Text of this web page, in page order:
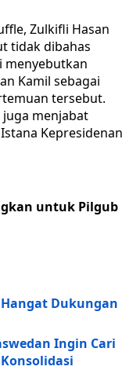
Zulkifli Hasan
tidak dibahas
menyebutkan
Kamil sebagai
tersebut.
juga menjabat
Kepresidenan
untuk Pilgub
Dukungan
Ingin Cari